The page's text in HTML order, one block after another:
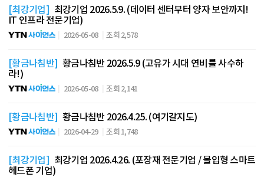
[최강기업] 최강기업 2026.5.9. (데이터 센터부터 양자 보안까지!
IT 인프라 전문기업)
2026-05-08 조회 2,578
[황금나침반] 황금나침반 2026.5.9 (고유가 시대 연비를 사수하
라!)
2026-05-08 조회 2,141
[황금나침반] 황금나침반 2026.4.25. (여기갈지도)
2026-04-29 조회 1,748
[최강기업] 최강기업 2026.4.26. (포장재 전문기업 / 몰입형 스마트
헤드폰 기업)